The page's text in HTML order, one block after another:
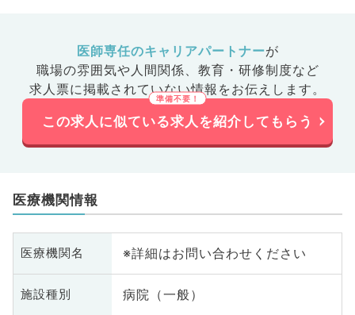
医師専任のキャリアパートナーが
職場の雰囲気や人間関係、 教育・研修制度など
求人票に掲載されていない情報をお伝えします。
この求人に似ている求人を紹介してもらう
医療機関情報
医療機関名 ※詳細はお問い合わせください
施設種別 病院（一般）